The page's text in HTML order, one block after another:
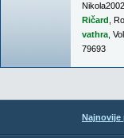
Nikola2002
Ričard
vathra
79693
Najnovije